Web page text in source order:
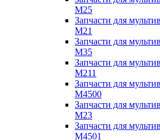
M25
Запчасти для
M21
Запчасти для
M35
Запчасти для
M211
Запчасти для
M4500
Запчасти для
M23
Запчасти для
M4501